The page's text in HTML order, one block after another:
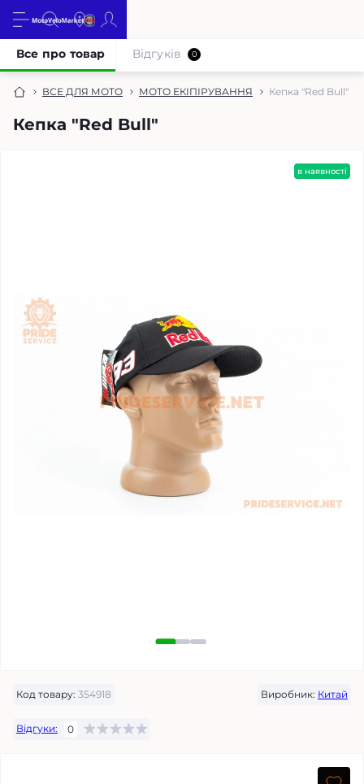
ВСЕ ДЛЯ МОТО МОТО ЕКІПІРУВАННЯ Кепка "Red Bull"
Кепка "Red Bull"
Все про товар Відгуків 0
в наявності
Код товару: 354918 Виробник: Китай
Відгуки: 0